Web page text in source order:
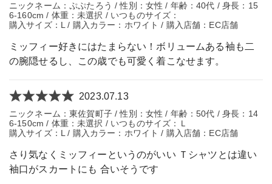
ニックネーム：ぷぷたろう / 性別：女性 / 年齢：40代 / 身長：15
6-160cm / 体重：未選択 / いつものサイズ：
購入サイズ：L / 購入カラー：ホワイト / 購入店舗：EC店舗
ミッフィー好きにはたまらない！ボリュームある袖も二
の腕隠せるし、この歳でも可愛く着こなせます。
2023.07.13
ニックネーム：東佐賀町子 / 性別：女性 / 年齢：50代 / 身長：14
6-150cm / 体重：未選択 / いつものサイズ：Ｌ
購入サイズ：L / 購入カラー：ホワイト / 購入店舗：EC店舗
さり気なくミッフィーというのがいい Ｔシャツとは違い
袖口がスカートにも 合いそうです